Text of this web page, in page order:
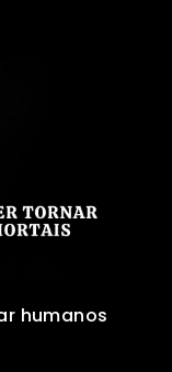
humanos